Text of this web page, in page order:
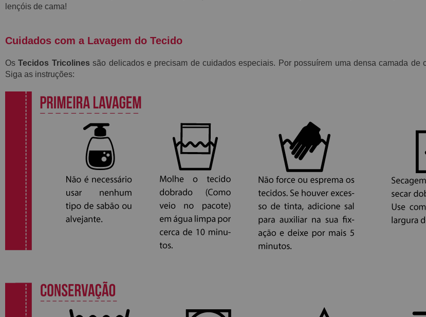
lençóis de cama!
Cuidados com a Lavagem do Tecido
OsTecidos Tricolines são delicados e precisam de cuidados especiais. Por possuírem uma densa camada
Siga as instruções: